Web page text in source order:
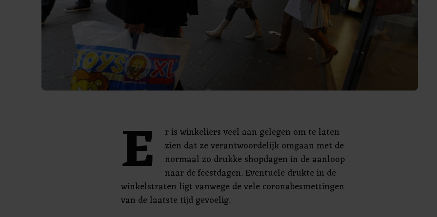
E
r is winkeliers veel aan gelegen om te laten
zien dat ze verantwoordelijk omgaan met de
normaal zo drukke shopdagen in de aanloop
naar de feestdagen. Eventuele drukte in de
winkelstraten ligt vanwege de vele coronabesmettingen
van de laatste tijd gevoelig.